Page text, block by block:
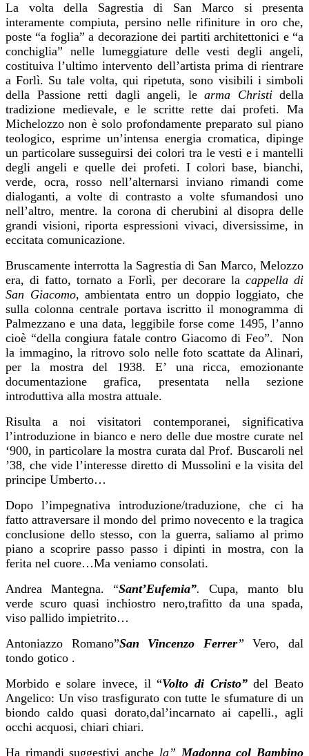
La volta della Sagrestia di San Marco si presenta
interamente compiuta, persino nelle rifiniture in oro che,
poste “a foglia” a decorazione dei partiti architettonici e “a
conchiglia” nelle lumeggiature delle vesti degli angeli,
costituiva l’ultimo intervento dell’artista prima di rientrare
a Forlì. Su tale volta, qui ripetuta, sono visibili i simboli
della Passione retti dagli angeli, le arma Christidella
tradizione medievale, e le scritte rette dai profeti. Ma
Michelozzo non è solo profondamente preparato sul piano
teologico, esprime un’intensa energia cromatica, dipinge
un particolare susseguirsi dei colori tra le vesti e i mantelli
degli angeli e quelle dei profeti. I colori base, bianchi,
verde, ocra, rosso nell’alternarsi inviano rimandi come
dialoganti, a volte di contrasto a volte sfumandosi uno
nell’altro, mentre. la corona di cherubini al disopra delle
grandi visioni, riporta espressioni vivaci, diversissime, in
eccitata comunicazione.
Bruscamente interrotta la Sagrestia di San Marco, Melozzo
era, di fatto, tornato a Forlì, per decorare la cappella di
San Giacomo, ambientata entro un doppio loggiato, che
sulla colonna centrale portava iscritto il monogramma di
Palmezzano e una data, leggibile forse come 1495, l’anno
cioè “della congiura fatale contro Giacomo di Feo”. Non
la immagino, la ritrovo solo nelle foto scattate da Alinari,
per la mostra del 1938. E’ una ricca, emozionante
documentazione grafica, presentata nella sezione
introduttiva alla mostra attuale.
Risulta a noi visitatori contemporanei, significativa
l’introduzione in bianco e nero delle due mostre curate nel
‘900, in particolare la mostra curata dal Prof. Buscaroli nel
’38, che vide l’interesse diretto di Mussolini e la visita del
principe Umberto…
Dopo l’impegnativa introduzione/traduzione, che ci ha
fatto attraversare il mondo del primo novecento e la tragica
conclusione dello stesso, con la guerra, saliamo al primo
piano a scoprire passo passo i dipinti in mostra, con la
ferita nel cuore…Ma veniamo consolati.
Andrea Mantegna. “Sant’Eufemia”. Cupa, manto blu
verde scuro quasi inchiostro nero,trafitto da una spada,
viso pallido impietrito…
Antoniazzo Romano”San Vincenzo Ferrer”Vero, dal
tondo gotico .
Morbido e solare invece, il “Volto di Cristo”del Beato
Angelico: Un viso trasfigurato con tutte le sfumature di un
biondo caldo quasi dorato,dal’incarnato ai capelli., agli
occhi acquosi, chiari chiari.
Ha rimandi suggestivi anche la” Madonna col Bambino